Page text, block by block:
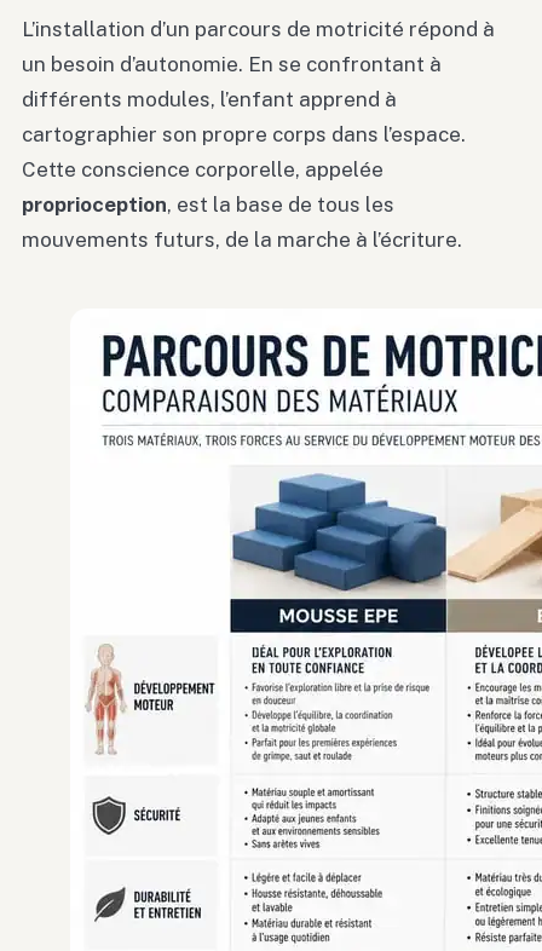
L’installation d’un parcours de motricité répond à
un besoin d’autonomie. En se confrontant à
différents modules, l’enfant apprend à
cartographier son propre corps dans l’espace.
Cette conscience corporelle, appelée
proprioception, est la base de tous les
mouvements futurs, de la marche à l’écriture.